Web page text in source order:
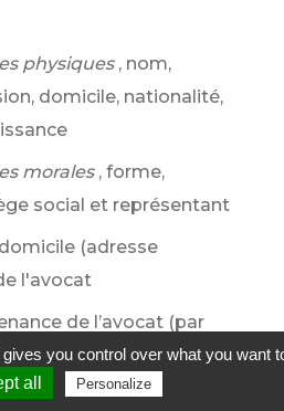
physiques , nom,
domicile, nationalité,
morales , forme,
social et représentant
(adresse
l'avocat
de l’avocat (par
ou Lyon)
(exposé de votre litige
you control over what you want
all Personalize